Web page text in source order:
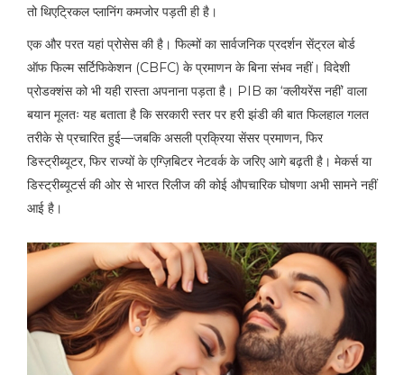
तो थिएट्रिकल प्लानिंग कमजोर पड़ती ही है।
एक और परत यहां प्रोसेस की है। फिल्मों का सार्वजनिक प्रदर्शन सेंट्रल बोर्ड
ऑफ फिल्म सर्टिफिकेशन (CBFC) के प्रमाणन के बिना संभव नहीं। विदेशी
प्रोडक्शंस को भी यही रास्ता अपनाना पड़ता है। PIB का ‘क्लीयरेंस नहीं’ वाला
बयान मूलतः यह बताता है कि सरकारी स्तर पर हरी झंडी की बात फिलहाल गलत
तरीके से प्रचारित हुई—जबकि असली प्रक्रिया सेंसर प्रमाणन, फिर
डिस्ट्रीब्यूटर, फिर राज्यों के एग्ज़िबिटर नेटवर्क के जरिए आगे बढ़ती है। मेकर्स या
डिस्ट्रीब्यूटर्स की ओर से भारत रिलीज की कोई औपचारिक घोषणा अभी सामने नहीं
आई है।